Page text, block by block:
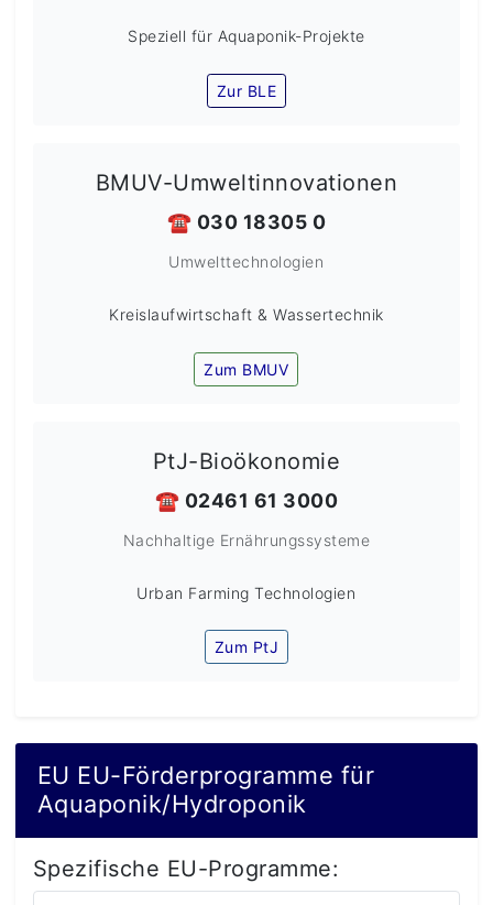
Speziell für Aquaponik-Projekte
Zur BLE
BMUV-Umweltinnovationen
☎️ 030 18305 0
Umwelttechnologien
Kreislaufwirtschaft & Wassertechnik
Zum BMUV
PtJ-Bioökonomie
☎️ 02461 61 3000
Nachhaltige Ernährungssysteme
Urban Farming Technologien
Zum PtJ
EU EU-Förderprogramme für
Aquaponik/Hydroponik
Spezifische EU-Programme: